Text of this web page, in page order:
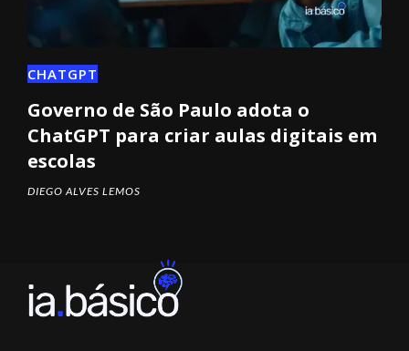
CHATGPT
Governo de São Paulo adota o
ChatGPT para criar aulas digitais em
escolas
DIEGO ALVES LEMOS